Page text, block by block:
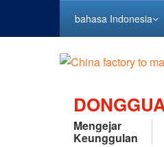
bahasa Indonesia
Mengejar
Keunggulan